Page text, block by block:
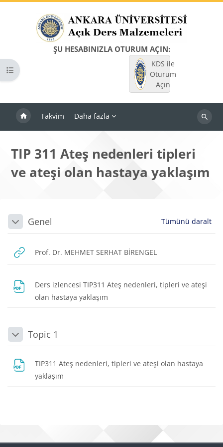
ŞU HESABINIZLA OTURUM AÇIN:
KDS ile
Oturum
Açın
Takvim Daha fazla
Dersleri
Kurs dizinini aç
TIP 311 Ateş nedenleri tipleri
ve ateşi olan hastaya yaklaşım
Bloklar
Bölüm anahatları
DaraltGenel Tümünü daralt
Prof. Dr. MEHMET SERHAT BİRENGEL
Ders izlencesi TIP311 Ateş nedenleri, tipleri ve ateşi
olan hastaya yaklaşım
DaraltTopic 1
TIP311 Ateş nedenleri, tipleri ve ateşi olan hastaya
yaklaşım